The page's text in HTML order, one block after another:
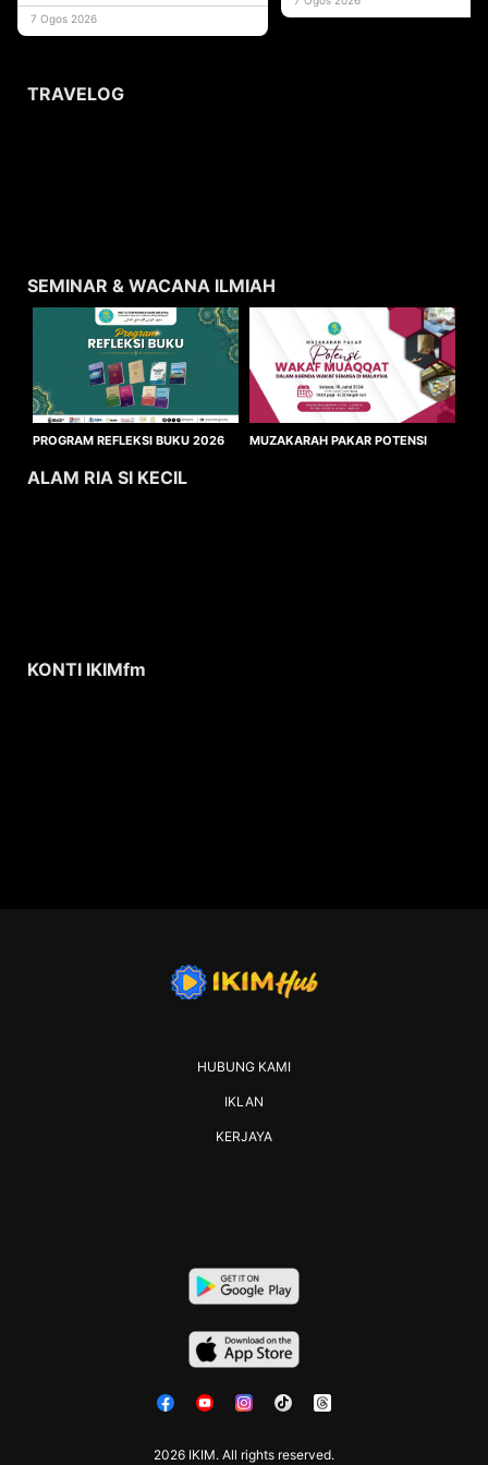
usaha
7 Ogos 2026
TRAVELOG
SEMINAR & WACANA ILMIAH
PROGRAM REFLEKSI BUKU 2026
MUZAKARAH PAKAR POTENSI
ALAM RIA SI KECIL
KONTI IKIMfm
2026 IKIM. All rights reserved.
HUBUNG KAMI
IKLAN
KERJAYA